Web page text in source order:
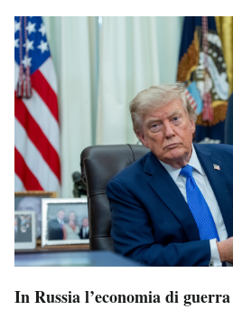
In Russia l’economia di